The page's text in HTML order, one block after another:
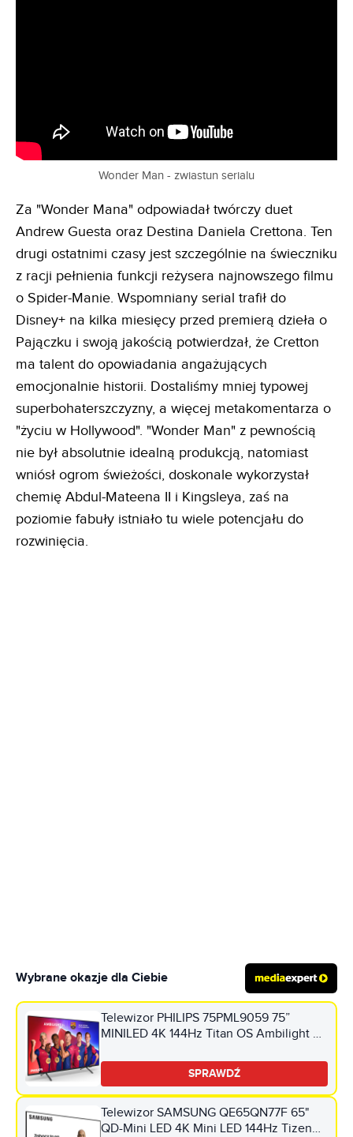
Wonder Man - zwiastun serialu
Za "Wonder Mana" odpowiadał twórczy duet
Andrew Guesta oraz Destina Daniela Crettona. Ten
drugi ostatnimi czasy jest szczególnie na świeczniku
z racji pełnienia funkcji reżysera najnowszego filmu
o Spider-Manie. Wspomniany serial trafił do
Disney+ na kilka miesięcy przed premierą dzieła o
Pajączku i swoją jakością potwierdzał, że Cretton
ma talent do opowiadania angażujących
emocjonalnie historii. Dostaliśmy mniej typowej
superbohaterszczyzny, a więcej metakomentarza o
"życiu w Hollywood". "Wonder Man" z pewnością
nie był absolutnie idealną produkcją, natomiast
wniósł ogrom świeżości, doskonale wykorzystał
chemię Abdul-Mateena II i Kingsleya, zaś na
poziomie fabuły istniało tu wiele potencjału do
rozwinięcia.
Wybrane okazje dla Ciebie
Telewizor PHILIPS 75PML9059 75”
MINILED 4K 144Hz Titan OS Ambilight 3
SPRAWDŹ
Telewizor SAMSUNG QE65QN77F 65"
QD-Mini LED 4K Mini LED 144Hz Tizen